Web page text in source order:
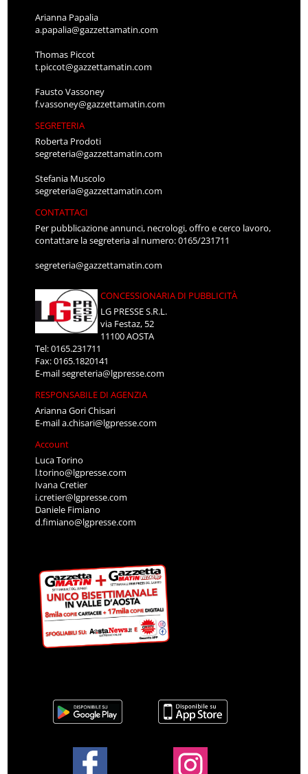
Arianna Papalia
a.papalia@gazzettamatin.com
Thomas Piccot
t.piccot@gazzettamatin.com
Fausto Vassoney
f.vassoney@gazzettamatin.com
SEGRETERIA
Roberta Prodoti
segreteria@gazzettamatin.com
Stefania Muscolo
segreteria@gazzettamatin.com
CONTATTACI
Per pubblicazione annunci, necrologi, offro e cerco lavoro,
contattare la segreteria al numero: 0165/231711
segreteria@gazzettamatin.com
CONCESSIONARIA DI PUBBLICITÀ
LG PRESSE S.R.L.
via Festaz, 52
11100 AOSTA
Tel: 0165.231711
Fax: 0165.1820141
E-mailsegreteria@lgpresse.com
RESPONSABILE DI AGENZIA
Arianna Gori Chisari
E-maila.chisari@lgpresse.com
Account
Luca Torino
l.torino@lgpresse.com
Ivana Cretier
i.cretier@lgpresse.com
Daniele Fimiano
d.fimiano@lgpresse.com